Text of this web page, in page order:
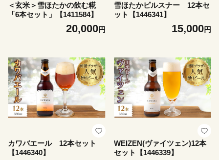
＜玄米＞雪ほたかの飲む糀
「6本セット」【1411584】
20,000円
雪ほたかピルスナー 12本セ
ット【1446341】
15,000円
カワバエール 12本セット
【1446340】
WEIZEN(ヴァイツェン)12本
セット【1446339】